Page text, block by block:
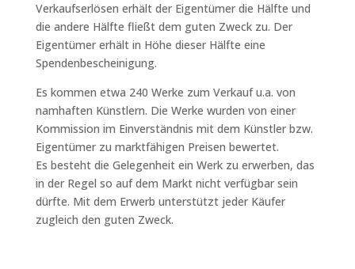
Verkaufserlösen erhält der Eigentümer die Hälfte und
die andere Hälfte fließt dem guten Zweck zu. Der
Eigentümer erhält in Höhe dieser Hälfte eine
Spendenbescheinigung.
Es kommen etwa 240 Werke zum Verkauf u.a. von
namhaften Künstlern. Die Werke wurden von einer
Kommission im Einverständnis mit dem Künstler bzw.
Eigentümer zu marktfähigen Preisen bewertet.
Es besteht die Gelegenheit ein Werk zu erwerben, das
in der Regel so auf dem Markt nicht verfügbar sein
dürfte. Mit dem Erwerb unterstützt jeder Käufer
zugleich den guten Zweck.